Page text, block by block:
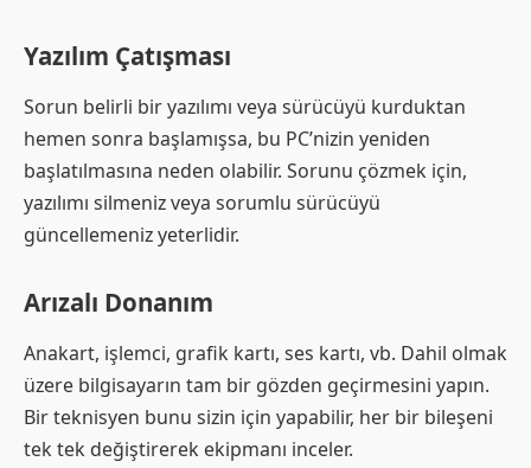
Yazılım Çatışması
Sorun belirli bir yazılımı veya sürücüyü kurduktan
hemen sonra başlamışsa, bu PC’nizin yeniden
başlatılmasına neden olabilir. Sorunu çözmek için,
yazılımı silmeniz veya sorumlu sürücüyü
güncellemeniz yeterlidir.
Arızalı Donanım
Anakart, işlemci, grafik kartı, ses kartı, vb. Dahil olmak
üzere bilgisayarın tam bir gözden geçirmesini yapın.
Bir teknisyen bunu sizin için yapabilir, her bir bileşeni
tek tek değiştirerek ekipmanı inceler.